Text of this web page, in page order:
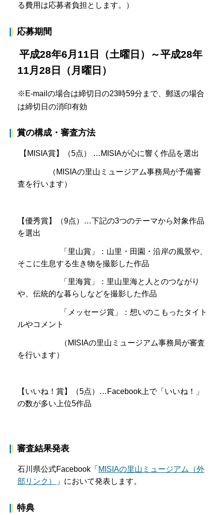
る費用は応募者負担とします。）
応募期間
平成28年6月11日（土曜日）～平成28年
11月28日（月曜日）
※E-mailの場合は締切日の23時59分まで、郵送の場合
は締切日の消印有効
賞の構成・審査方法
【MISIA賞】（5点） …MISIAが心に響く作品を選出
（MISIAの里山ミュージアム事務局が予備審
査を行います）
【優秀賞】（9点）…下記の3つのテーマから対象作品
を選出
「里山賞」：山里・田園・沿岸の風景や、
そこに生息する生き物を撮影した作品
「里海賞」：里山里海と人とのつながり
や、伝統的な暮らしなどを撮影した作品
「メッセージ賞」：想いのこもったタイト
ルやコメント
（MISIAの里山ミュージアム事務局が審査
を行います）
【いいね！賞】（5点）…Facebook上で「いいね！」
の数が多い上位5作品
審査結果発表
石川県公式Facebook「 MISIAの里山ミュージアム（外
部リンク）
」において発表します。
特典